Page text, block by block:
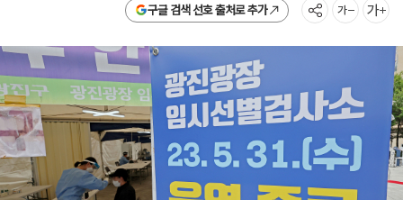
구글 검색 선호 출처로 추가